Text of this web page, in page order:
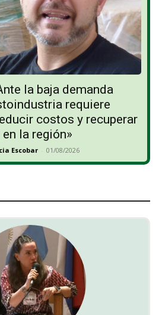
la baja demanda
requiere
costos y recuperar
la región»
Escobar - 01/08/2026